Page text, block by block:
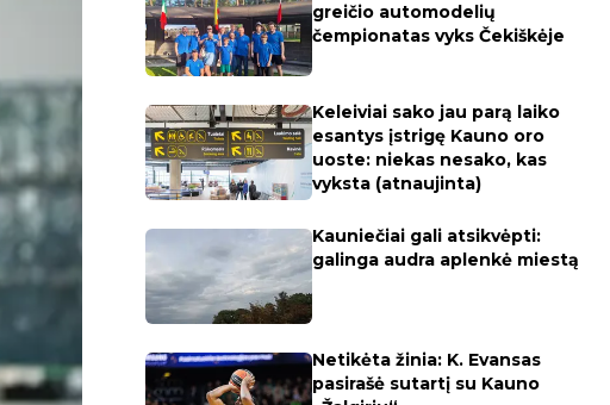
greičio automodelių
čempionatas vyks Čekiškėje
Keleiviai sako jau parą laiko
esantys įstrigę Kauno oro
uoste: niekas nesako, kas
vyksta (atnaujinta)
Kauniečiai gali atsikvėpti:
galinga audra aplenkė miestą
Netikėta žinia: K. Evansas
pasirašė sutartį su Kauno